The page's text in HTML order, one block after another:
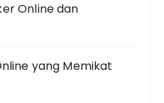
Online dan
yang Memikat